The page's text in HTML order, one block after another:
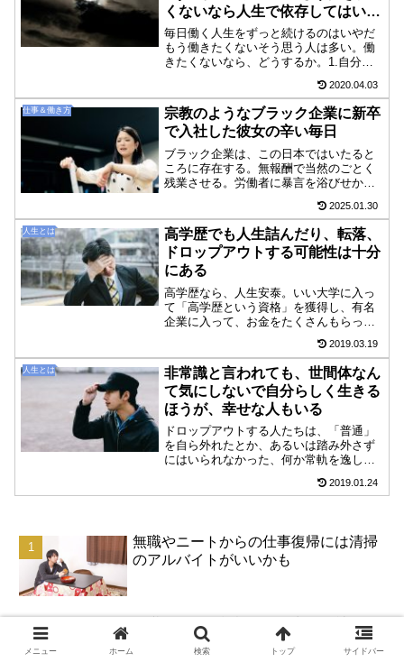
くないなら人生で依存してはいけ
ない「転落」の要因
毎日働く人生をずっと続けるのはいやだ
もう働きたくないそう思う人は多い。働
きたくないなら、どうするか。1.自分の
する2.その生活費を見直して無駄なもの
をそぎ落とす3.必要なお金を効率よく稼
ぐこれらは、働く時...
2020.04.03
仕事＆働き方
宗教のようなブラック企業に新卒
で入社した彼女の辛い毎日
ブラック企業は、この日本ではいたると
ころに存在する。無報酬で当然のごとく
残業させる。労働者に暴言を浴びせかけ
の人に話を聞けばこんな話いくらでも出
てくるだろう。それくらい日本ではブラ
ック企業の存在は身近にあ...
2025.01.30
人生とは
高学歴でも人生詰んだり、転落、
ドロップアウトする可能性は十分
にある
高学歴なら、人生安泰。いい大学に入っ
て「高学歴という資格」を獲得し、有名
企業に入って、お金をたくさんもらっ
ームをもって、老後はゆったりと暮ら
す、という人生を過ごす。そんなふうに
高学歴なら「レールに乗った人...
2019.03.19
人生とは
非常識と言われても、世間体なん
て気にしないで自分らしく生きる
ほうが、幸せな人もいる
ドロップアウトする人たちは、「普通」
を自ら外れたとか、あるいは踏み外さず
にはいられなかった、何か常軌を逸した
る。「普通」の道というのは大多数の人
2019.01.24
無職やニートからの仕事復帰には清掃
のアルバイトがいいかも
無職やニート状態から脱出して社会復
帰するためにオススメな楽な仕事・バ
メニュー ホーム 検索 トップ サイドバー